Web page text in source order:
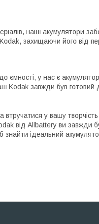
наші акумулятори
захищаючи його від
у нас є
Kodak завжди був готовий
у вашу творчість
від Allbattery ви завжди
ідеальний